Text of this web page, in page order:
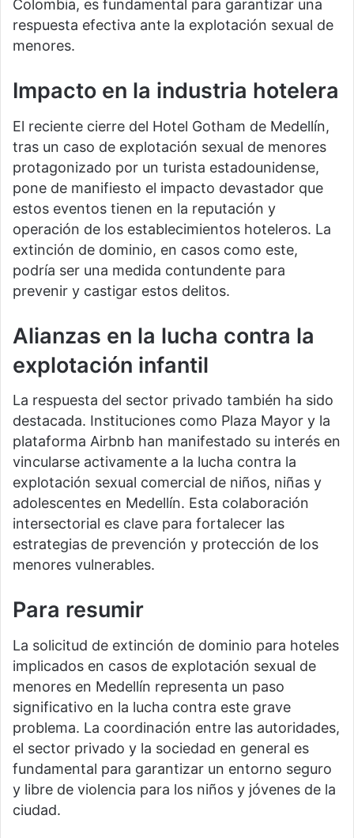
Colombia, es fundamental para garantizar una
respuesta efectiva ante la explotación sexual de
menores.
Impacto en la industria hotelera
El reciente cierre del Hotel Gotham de Medellín,
tras un caso de explotación sexual de menores
protagonizado por un turista estadounidense,
pone de manifiesto el impacto devastador que
estos eventos tienen en la reputación y
operación de los establecimientos hoteleros. La
extinción de dominio, en casos como este,
podría ser una medida contundente para
prevenir y castigar estos delitos.
Alianzas en la lucha contra la
explotación infantil
La respuesta del sector privado también ha sido
destacada. Instituciones como Plaza Mayor y la
plataforma Airbnb han manifestado su interés en
vincularse activamente a la lucha contra la
explotación sexual comercial de niños, niñas y
adolescentes en Medellín. Esta colaboración
intersectorial es clave para fortalecer las
estrategias de prevención y protección de los
menores vulnerables.
Para resumir
La solicitud de extinción de dominio para hoteles
implicados en casos de explotación sexual de
menores en Medellín representa un paso
significativo en la lucha contra este grave
problema. La coordinación entre las autoridades,
el sector privado y la sociedad en general es
fundamental para garantizar un entorno seguro
y libre de violencia para los niños y jóvenes de la
ciudad.